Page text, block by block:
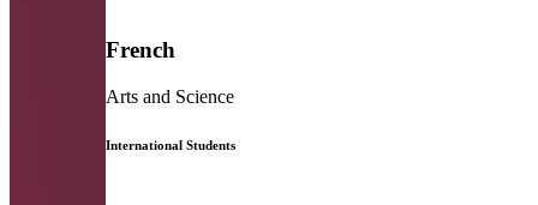
French
Arts and Science
International Students